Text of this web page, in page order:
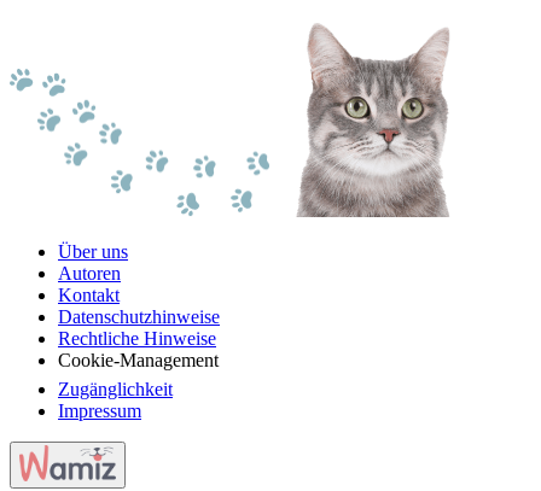
Über uns
Autoren
Kontakt
Datenschutzhinweise
Rechtliche Hinweise
Cookie-Management
Zugänglichkeit
Impressum